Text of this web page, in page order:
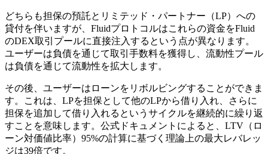
どちらも担保の預託とリミテッド・パートナー（LP）への
貸付を伴いますが、Fluidプロトコルはこれらの資金をFluid
のDEX取引プールに直接注入するという点が異なります。
ユーザーは負債を通じて取引手数料を獲得し、流動性プール
は負債を通じて流動性を拡大します。
その後、ユーザーはローンをリボルビングすることができま
す。これは、LPを担保として他のLPから借り入れ、さらに
担保を追加して借り入れるというサイクルを継続的に繰り返
すことを意味します。公式ドキュメントによると、LTV（ロ
ーン対価値比率）95%の計算に基づく理論上の最大レバレッ
ジは39倍です。